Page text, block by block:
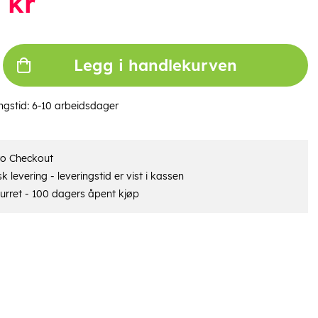
Legg i handlekurven
6-10 arbeidsdager
Checkout
levering - leveringstid er vist i kassen
- 100 dagers åpent kjøp